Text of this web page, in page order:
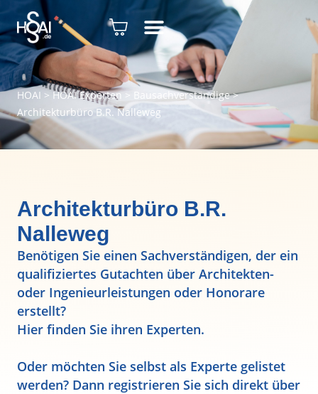
HOAI > HOAI Experten> Bausachverständige>
Architekturbüro B.R. Nalleweg
Architekturbüro B.R.
Nalleweg
Benötigen Sie einen Sachverständigen, der ein
qualifiziertes Gutachten über Architekten-
oder Ingenieurleistungen oder Honorare
erstellt?
Hier finden Sie ihren Experten.
Oder möchten Sie selbst als Experte gelistet
werden? Dann registrieren Sie sich direkt über